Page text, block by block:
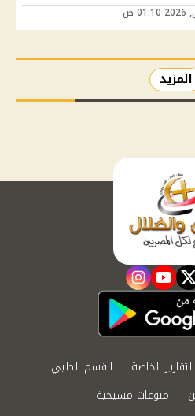
المزيد
twitter
youtube
instagram
التقارير الخاصة
القسم الطبي
منوعات مسيحية